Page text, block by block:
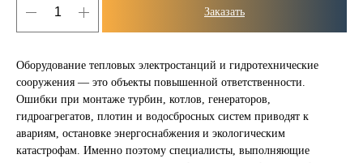
Заказать
Оборудование тепловых электростанций и гидротехнические
сооружения — это объекты повышенной ответственности.
Ошибки при монтаже турбин, котлов, генераторов,
гидроагрегатов, плотин и водосбросных систем приводят к
авариям, остановке энергоснабжения и экологическим
катастрофам. Именно поэтому специалисты, выполняющие